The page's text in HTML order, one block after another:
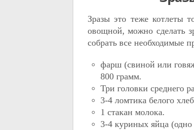
Зразы это теже котлеты
овощной, можно сделать
собрать все необходимые
фарш (свиной или
800 грамм.
Три головки среднего
3-4 ломтика белого
1 стакан молока.
3-4 куриных яйца